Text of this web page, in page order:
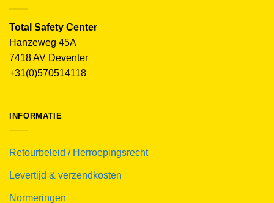
Total Safety Center
Hanzeweg 45A
7418 AV Deventer
+31(0)570514118
INFORMATIE
Retourbeleid / Herroepingsrecht
Levertijd & verzendkosten
Normeringen